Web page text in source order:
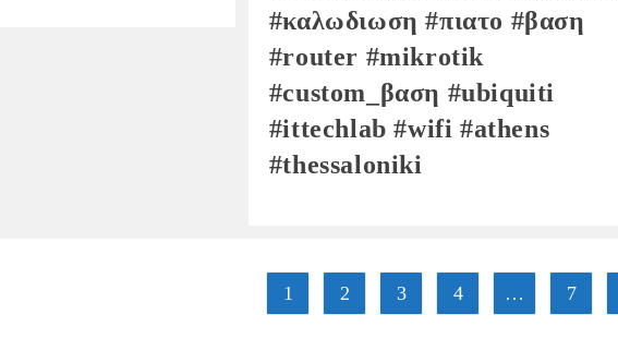
#καλωδιωση #πιατο #βαση
#router #mikrotik
#custom_βαση #ubiquiti
#ittechlab #wifi #athens
#thessaloniki
1 2 3 4 … 7